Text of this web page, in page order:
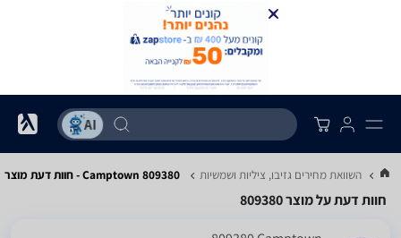
... השוואת מחירים גזיבו, ציליות ושמשיות Camptown 809380 - חוות דעת מוצר
חוות דעת על מוצר 809380